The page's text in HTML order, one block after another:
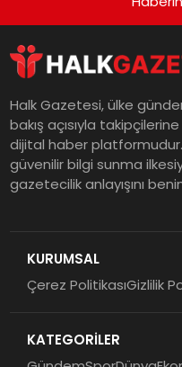
Halk Gazetesi, ülke
bakış açısıyla
dijital haber platformudur.
güvenilir bilgi sunma
gazetecilik anlayışını
KURUMSAL
Çerez PolitikasıGizlilik
KATEGORİLER